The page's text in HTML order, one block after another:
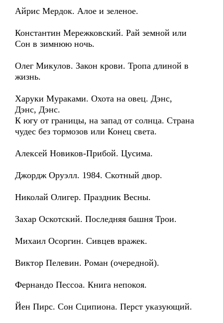
Айрис Мердок. Алое и зеленое.
Константин Мережковский. Рай земной или
Сон в зимнюю ночь.
Олег Микулов. Закон крови. Тропа длиной в
жизнь.
Харуки Мураками. Охота на овец. Дэнс,
Дэнс, Дэнс.
К югу от границы, на запад от солнца. Страна
чудес без тормозов или Конец света.
Алексей Новиков-Прибой. Цусима.
Джордж Оруэлл. 1984. Скотный двор.
Николай Олигер. Праздник Весны.
Захар Оскотский. Последняя башня Трои.
Михаил Осоргин. Сивцев вражек.
Виктор Пелевин. Роман (очередной).
Фернандо Пессоа. Книга непокоя.
Йен Пирс. Сон Сципиона. Перст указующий.